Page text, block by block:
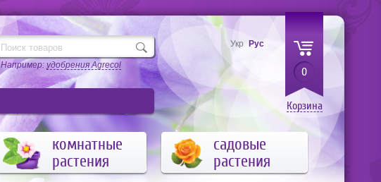
Например:удобрения Agrecol
0
Корзина
Укр Рус
комнатные
растения
садовые
растения